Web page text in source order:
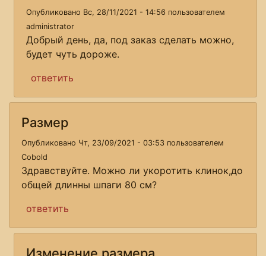
Опубликовано Вс, 28/11/2021 - 14:56 пользователем
administrator
Добрый день, да, под заказ сделать можно,
будет чуть дороже.
ответить
Размер
Опубликовано Чт, 23/09/2021 - 03:53 пользователем
Cobold
Здравствуйте. Можно ли укоротить клинок,до
общей длинны шпаги 80 см?
ответить